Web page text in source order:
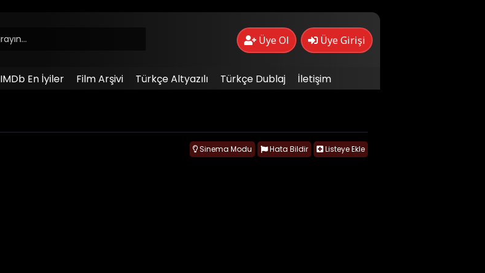
Üye Ol Üye Girişi
IMDb En İyiler Film Arşivi Türkçe Altyazılı Türkçe Dublaj İletişim
Listeye Ekle
Hata Bildir
Sinema Modu